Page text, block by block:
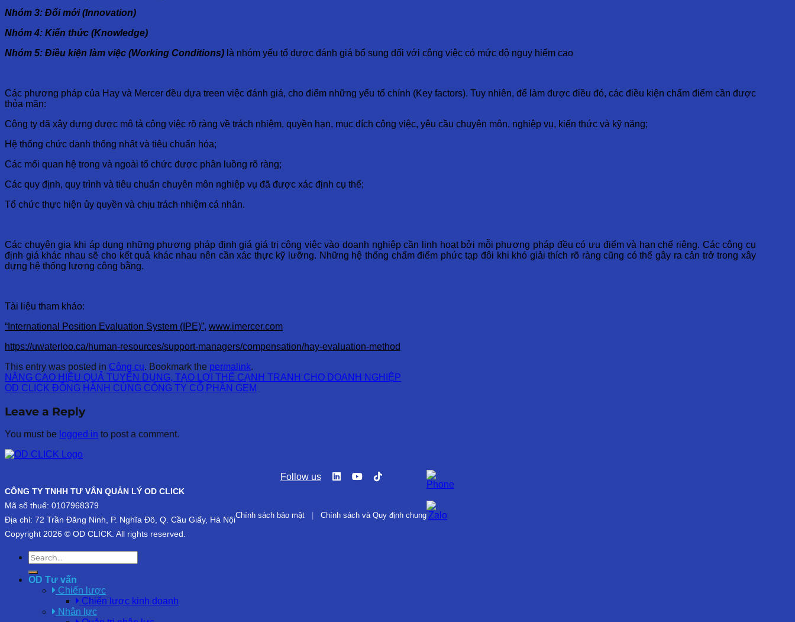
Nhóm 3: Đổi mới (Innovation)
Nhóm 4: Kiến thức (Knowledge)
Nhóm 5: Điều kiện làm việc (Working Conditions) là nhóm yếu tổ được đánh giá bổ sung đối với công việc có mức độ nguy hiểm cao
Các phương pháp của Hay và Mercer đều dựa treen việc đánh giá, cho điểm những yếu tố chính (Key factors). Tuy nhiên, để làm được điều đó, các điều kiện chấm điểm cần được
thỏa mãn:
Công ty đã xây dựng được mô tả công việc rõ ràng về trách nhiệm, quyền hạn, mục đích công việc, yêu cầu chuyên môn, nghiệp vụ, kiến thức và kỹ năng;
Hệ thống chức danh thống nhất và tiêu chuẩn hóa;
Các mối quan hệ trong và ngoài tổ chức được phân luồng rõ ràng;
Các quy định, quy trình và tiêu chuẩn chuyên môn nghiệp vụ đã được xác định cụ thể;
Tổ chức thực hiện ủy quyền và chịu trách nhiệm cá nhân.
Các chuyên gia khi áp dụng những phương pháp định giá giá trị công việc vào doanh nghiệp cần linh hoạt bởi mỗi phương pháp đều có ưu điểm và hạn chế riêng. Các công cụ
định giá khác nhau sẽ cho kết quả khác nhau nên cần xác thực kỹ lưỡng. Những hệ thống chấm điểm phức tạp đôi khi khó giải thích rõ ràng cũng có thể gây ra cản trở trong xây
dựng hệ thống lương công bằng.
Tài liệu tham khảo:
“International Position Evaluation System (IPE)”, www.imercer.com
https://uwaterloo.ca/human-resources/support-managers/compensation/hay-evaluation-method
This entry was posted in Công cụ. Bookmark the permalink.
NÂNG CAO HIỆU QUẢ TUYỂN DỤNG, TẠO LỢI THẾ CẠNH TRANH CHO DOANH NGHIỆP
OD CLICK ĐỒNG HÀNH CÙNG CÔNG TY CỔ PHẦN GEM
Leave a Reply
You must be logged in to post a comment.
CÔNG TY TNHH TƯ VẤN QUẢN LÝ OD CLICK
Mã số thuế: 0107968379
Địa chỉ: 72 Trần Đăng Ninh, P. Nghĩa Đô, Q. Cầu Giấy, Hà Nội
Copyright 2026 © OD CLICK. All rights reserved.
Follow us
Chính sách bảo mật Chính sách và Quy định chung
OD Tư vấn
Chiến lược
Chiến lược kinh doanh
Nhân lực